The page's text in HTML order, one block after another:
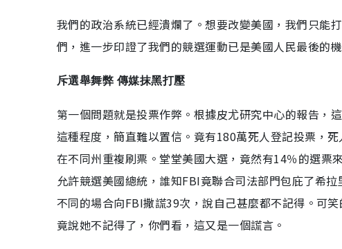
我們的政治系統已經潰爛了。想要改變美國，我們只能
們，進一步印證了我們的競選運動已是美國人民最後的機
斥選舉舞弊 傳媒抹黑打壓
第一個問題就是投票作弊。根據皮尤研究中心的報告，
這種程度，簡直難以置信。竟有180萬死人登記投票，
在不同州重複刷票。堂堂美國大選，竟然有14％的選票
允許競選美國總統，誰知FBI竟聯合司法部門包庇了希
不同的場合向FBI撒謊39次，說自己甚麼都不記得。可
竟說她不記得了，你們看，這又是一個謊言。